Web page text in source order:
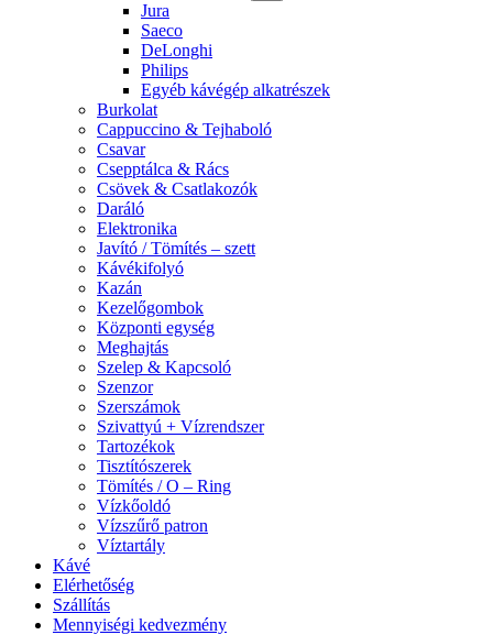
Jura
Saeco
DeLonghi
Philips
Egyéb kávégép alkatrészek
Burkolat
Cappuccino & Tejhaboló
Csavar
Csepptálca & Rács
Csövek & Csatlakozók
Daráló
Elektronika
Javító / Tömítés – szett
Kávékifolyó
Kazán
Kezelőgombok
Központi egység
Meghajtás
Szelep & Kapcsoló
Szenzor
Szerszámok
Szivattyú + Vízrendszer
Tartozékok
Tisztítószerek
Tömítés / O – Ring
Vízkőoldó
Vízszűrő patron
Víztartály
Kávé
Elérhetőség
Szállítás
Mennyiségi kedvezmény